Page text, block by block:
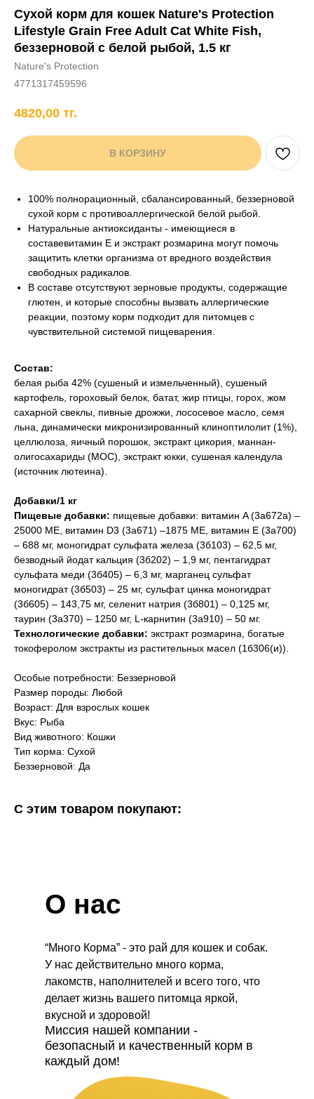
+7 706 407 30 81
Написать в WhatsApp
Сухой корм для кошек Nature's Protection
Lifestyle Grain Free Adult Cat White Fish,
беззерновой с белой рыбой, 1.5 кг
Nature's Protection
4771317459596
4820,00 тг.
В КОРЗИНУ
100% полнорационный, сбалансированный, беззерновой
сухой корм с противоаллергической белой рыбой.
Натуральные антиоксиданты - имеющиеся в
составевитамин E и экстракт розмарина могут помочь
защитить клетки организма от вредного воздействия
свободных радикалов.
В составе отсутствуют зерновые продукты, содержащие
глютен, и которые способны вызвать аллергические
реакции, поэтому корм подходит для питомцев с
чувствительной системой пищеварения.
Состав:
белая рыба 42% (сушеный и измельченный), сушеный
картофель, гороховый белок, батат, жир птицы, горох, жом
сахарной свеклы, пивные дрожжи, лососевое масло, семя
льнa, динамически микронизированный клиноптилолит (1%),
целлюлоза, яичный порошок, экстракт цикория, маннан-
олигосахариды (МОС), экстракт юкки, сушеная календула
(источник лютеина).
Добавки/1 кг
Пищевые добавки: пищевые добавки: витамин A (3a672a) –
25000 ME, витамин D3 (3a671) –1875 ME, витамин E (3a700)
– 688 мг, моногидрат сульфата железа (3б103) – 62,5 мг,
безводный йодат кальция (3б202) – 1,9 мг, пентагидрат
сульфата меди (3б405) – 6,3 мг, марганец сульфат
моногидрат (3б503) – 25 мг, сульфат цинка моногидрат
(3б605) – 143,75 мг, селенит натрия (3б801) – 0,125 мг,
таурин (3a370) – 1250 мг, L-карнитин (3a910) – 50 мг.
Технологические добавки: экстракт розмарина, богатые
токоферолом экстракты из растительных масел (1б306(и)).
Особые потребности: Беззерновой
Размер породы: Любой
Возраст: Для взрослых кошек
Вкус: Рыба
Вид животного: Кошки
Тип корма: Сухой
Беззерновой: Да
С этим товаром покупают:
“Много Корма” - это рай для кошек и собак.
У нас действительно много корма,
лакомств, наполнителей и всего того, что
делает жизнь вашего питомца яркой,
вкусной и здоровой!
Миссия нашей компании -
безопасный и качественный корм в
каждый дом!
О нас